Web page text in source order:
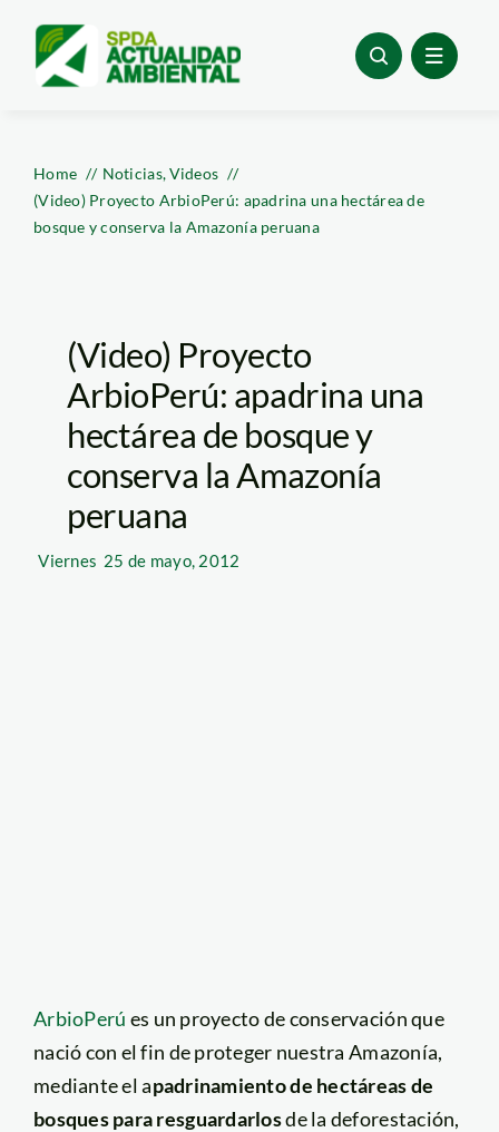
content
Home Noticias Videos
(Video) Proyecto ArbioPerú: apadrina una hectárea de
bosque y conserva la Amazonía peruana
(Video) Proyecto
ArbioPerú: apadrina una
hectárea de bosque y
conserva la Amazonía
peruana
Viernes 25 de mayo, 2012
ArbioPerú es un proyecto de conservación que
nació con el fin de proteger nuestra Amazonía,
mediante el apadrinamiento de hectáreas de
bosques para resguardarlosde la deforestación,